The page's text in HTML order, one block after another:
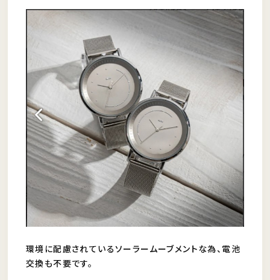
環境に配慮されているソーラームーブメントな為、電池
交換も不要です。